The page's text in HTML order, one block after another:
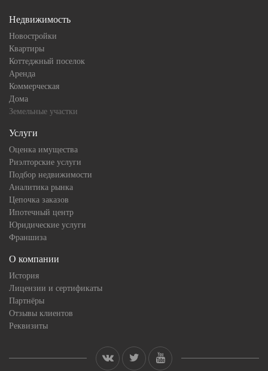
Недвижимость
Новостройки
Квартиры
Коттеджный поселок
Аренда
Коммерческая
Дома
Земельные участки
Услуги
Оценка имущества
Риэлторские услуги
Подбор недвижимости
Аналитика рынка
Цепочка заказов
Ипотечный центр
Юридические услуги
Франшиза
О компании
История
Лицензии и сертификаты
Партнёры
Отзывы клиентов
Реквизиты